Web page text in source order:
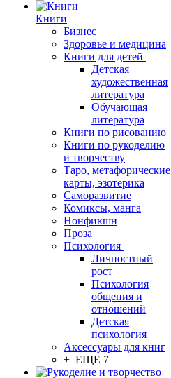
Книги
Бизнес
Здоровье и медицина
Книги для детей
Детская
художественная
литература
Обучающая
литература
Книги по рисованию
Книги по рукоделию
и творчеству
Таро, метафорические
карты, эзотерика
Саморазвитие
Комиксы, манга
Нонфикшн
Проза
Психология
Личностный
рост
Психология
общения и
отношений
Детская
психология
Аксессуары для книг
+ ЕЩЕ 7